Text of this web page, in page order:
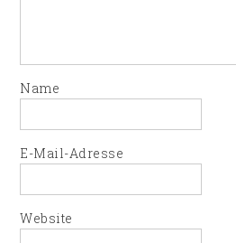
Name
E-Mail-Adresse
Website